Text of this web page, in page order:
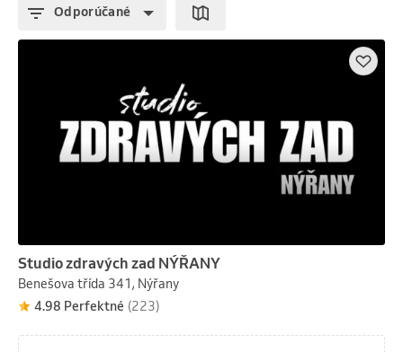
Odporúčané
Studio zdravých zad NÝŘANY
Benešova třída 341, Nýřany
4.98 Perfektné (223)